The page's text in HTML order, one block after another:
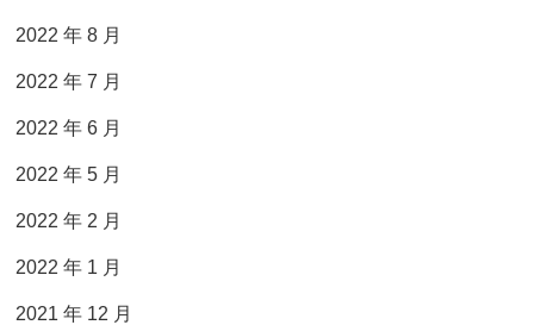
2022 年 8 月
2022 年 7 月
2022 年 6 月
2022 年 5 月
2022 年 2 月
2022 年 1 月
2021 年 12 月